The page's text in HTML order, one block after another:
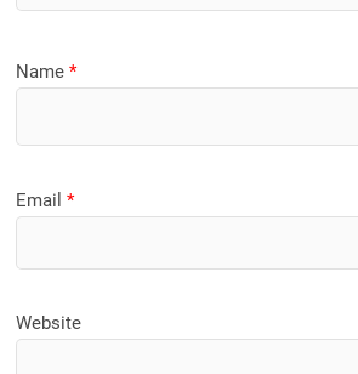
Name*
Email*
Website